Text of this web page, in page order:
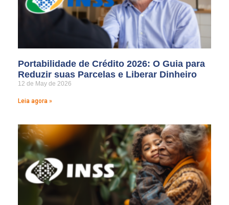
Portabilidade de Crédito 2026: O Guia para
Reduzir suas Parcelas e Liberar Dinheiro
12 de May de 2026
Leia agora »